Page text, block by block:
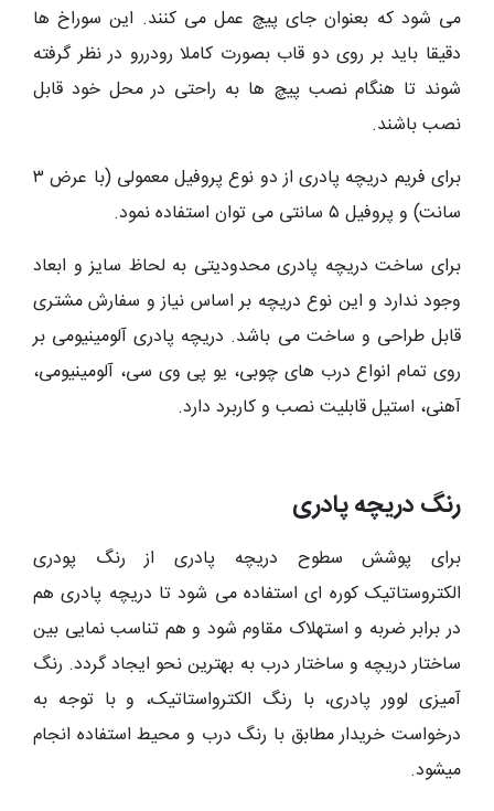
می شود که بعنوان جای پیچ عمل می کنند. این سوراخ ها
دقیقا باید بر روی دو قاب بصورت کاملا رودررو در نظر گرفته
شوند تا هنگام نصب پیچ ها به راحتی در محل خود قابل
نصب باشند.
برای فریم دریچه پادری از دو نوع پروفیل معمولی (با عرض ۳
سانت) و پروفیل ۵ سانتی می توان استفاده نمود.
برای ساخت دریچه پادری محدودیتی به لحاظ سایز و ابعاد
وجود ندارد و این نوع دریچه بر اساس نیاز و سفارش مشتری
قابل طراحی و ساخت می باشد. دریچه پادری آلومینیومی بر
روی تمام انواع درب های چوبی، یو پی وی سی، آلومینیومی،
آهنی، استیل قابلیت نصب و کاربرد دارد.
رنگ دریچه پادری
برای پوشش سطوح دریچه پادری از رنگ پودری
الکتروستاتیک کوره ای استفاده می شود تا دریچه پادری هم
در برابر ضربه و استهلاک مقاوم شود و هم تناسب نمایی بین
ساختار دریچه و ساختار درب به بهترین نحو ایجاد گردد. رنگ
آمیزی لوور پادری، با رنگ الکترواستاتیک، و با توجه به
درخواست خریدار مطابق با رنگ درب و محیط استفاده انجام
میشود.